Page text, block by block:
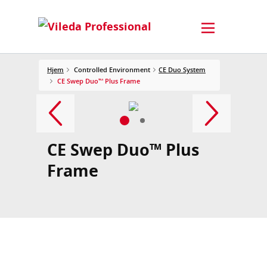
Hjem Controlled Environment
CE Duo System
CE Swep Duo™ Plus Frame
CE Swep Duo™ Plus
Frame